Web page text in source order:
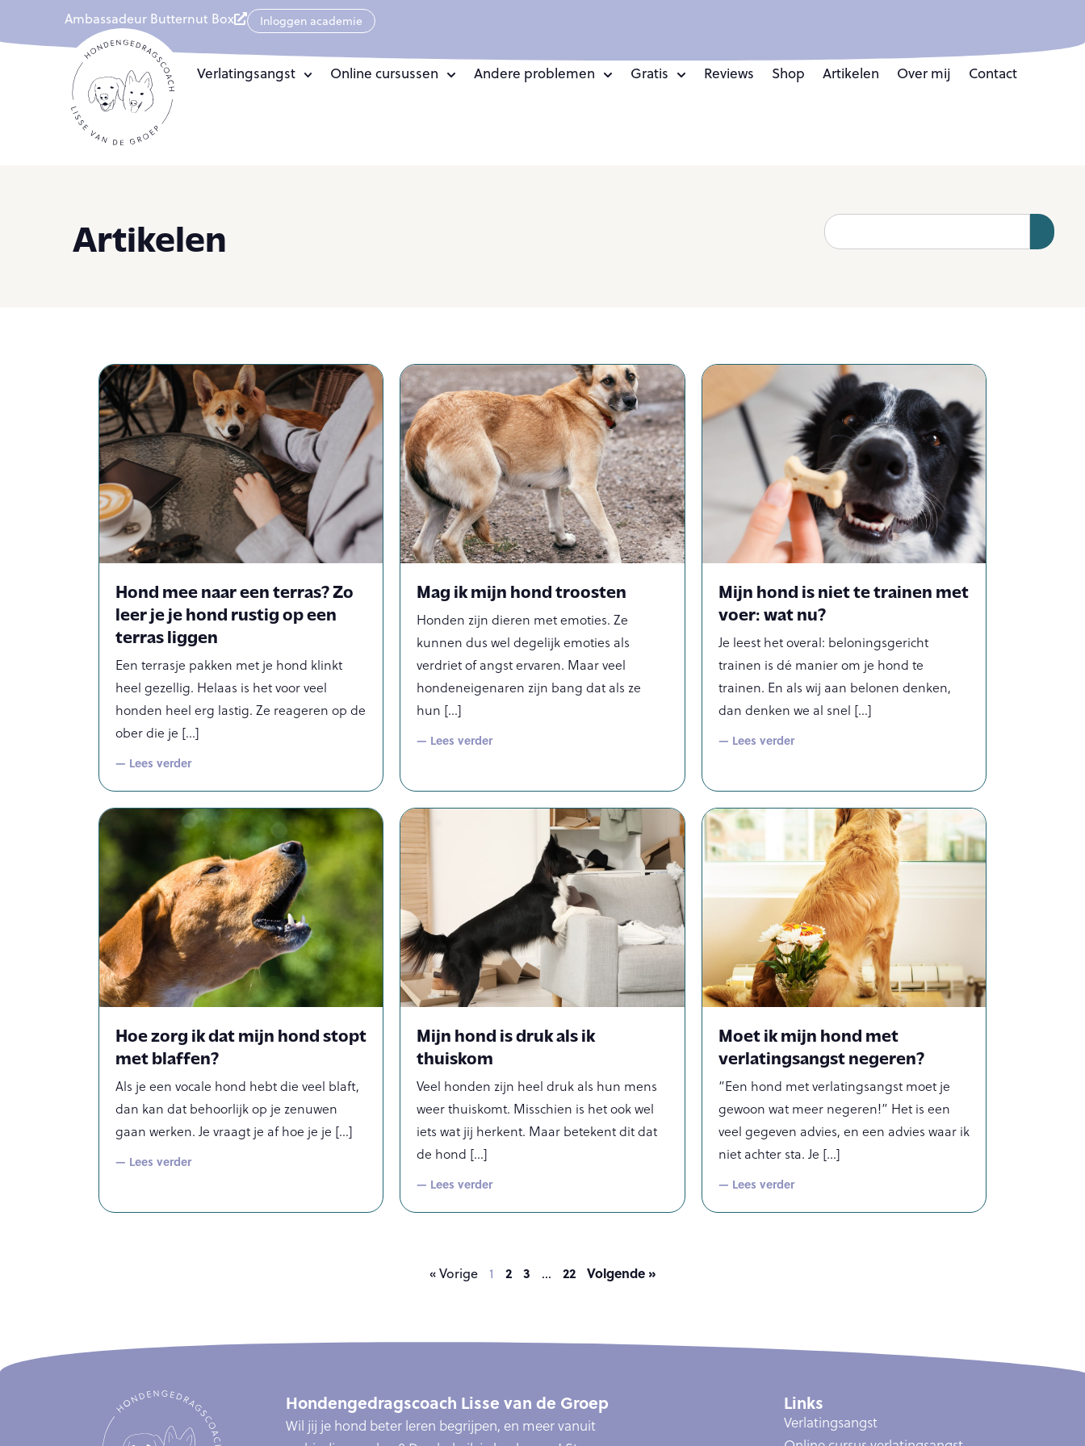
Ambassadeur Butternut Box Inloggen academie
Verlatingsangst Online cursussen Andere problemen Gratis Reviews Shop Artikelen Over mij Contact
Artikelen
Hond mee naar een terras? Zo
leer je je hond rustig op een
terras liggen
Een terrasje pakken met je hond klinkt
heel gezellig. Helaas is het voor veel
honden heel erg lastig. Ze reageren op de
ober die je
— Lees verder
Mag ik mijn hond troosten
Honden zijn dieren met emoties. Ze
kunnen dus wel degelijk emoties als
verdriet of angst ervaren. Maar veel
hondeneigenaren zijn bang dat als ze
hun
— Lees verder
Mijn hond is niet te trainen met
voer: wat nu?
Je leest het overal: beloningsgericht
trainen is dé manier om je hond te
trainen. En als wij aan belonen denken,
dan denken we al snel
— Lees verder
Hoe zorg ik dat mijn hond stopt
met blaffen?
Als je een vocale hond hebt die veel blaft,
dan kan dat behoorlijk op je zenuwen
gaan werken. Je vraagt je af hoe je je
— Lees verder
Mijn hond is druk als ik
thuiskom
Veel honden zijn heel druk als hun mens
weer thuiskomt. Misschien is het ook wel
iets wat jij herkent. Maar betekent dit dat
de hond
— Lees verder
Moet ik mijn hond met
verlatingsangst negeren?
“Een hond met verlatingsangst moet je
gewoon wat meer negeren!” Het is een
veel gegeven advies, en een advies waar ik
niet achter sta. Je
— Lees verder
« Vorige 1 2 3 … 22 Volgende »
Hondengedragscoach Lisse van de Groep
Wil jij je hond beter leren begrijpen, en meer vanuit
Links
Verlatingsangst